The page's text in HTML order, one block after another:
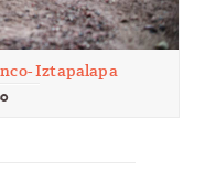
Iztapalapa